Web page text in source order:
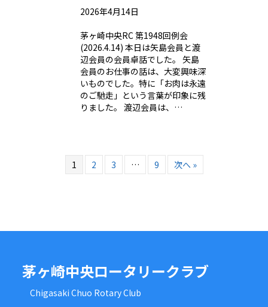
2026年4月14日
茅ヶ崎中央RC 第1948回例会
(2026.4.14) 本日は矢島会員と渡
辺会員の会員卓話でした。 矢島
会員のお仕事の話は、大変興味深
いものでした。特に「お肉は永遠
のご馳走」という言葉が印象に残
りました。 渡辺会員は、…
1 2 3 … 9 次へ »
茅ヶ崎中央ロータリークラブ
Chigasaki Chuo Rotary Club